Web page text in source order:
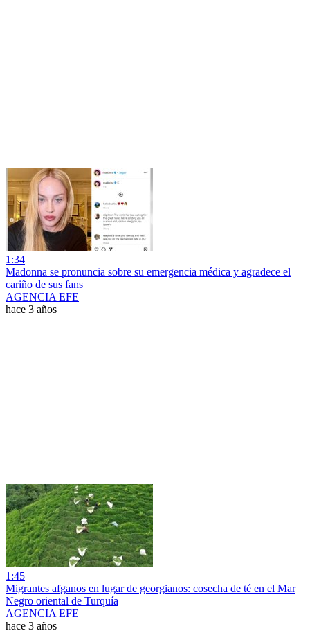
1:34
Madonna se pronuncia sobre su emergencia médica y agradece el
cariño de sus fans
AGENCIA EFE
hace 3 años
1:45
Migrantes afganos en lugar de georgianos: cosecha de té en el Mar
Negro oriental de Turquía
AGENCIA EFE
hace 3 años